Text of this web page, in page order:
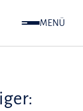
MENÜ